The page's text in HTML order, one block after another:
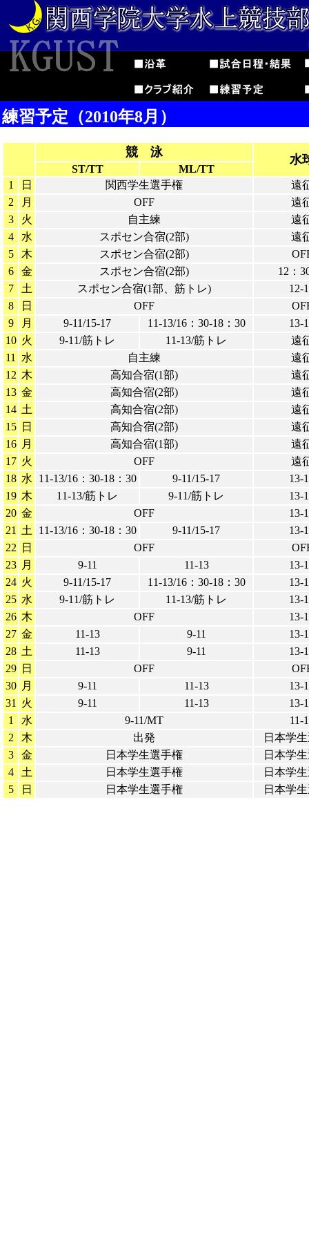
練習予定（2010年8月）
競 泳
水
ST/TT
ML/TT
1
日 関西学生選手権
遠
2
月 OFF
遠
3
火 自主練
遠
4
水 スポセン合宿(2部)
遠
5
木 スポセン合宿(2部)
6
金 スポセン合宿(2部)
12：
7
土 スポセン合宿(1部、筋トレ)
12-
8
日 OFF
9
月 9-11/15-17 11-13/16：30-18：30
13-
10 火 9-11/筋トレ 11-13/筋トレ
遠
11
水 自主練
遠
12 木 高知合宿(1部)
遠
13 金 高知合宿(2部)
遠
14 土 高知合宿(2部)
遠
15
日 高知合宿(2部)
遠
16
月 高知合宿(1部)
遠
17 火 OFF
遠
18 水 11-13/16：30-18：30 9-11/15-17
13-
19 木 11-13/筋トレ 9-11/筋トレ
13-
20 金 OFF
13-
21
土 11-13/16：30-18：30 9-11/15-17
13-
22
日 OFF
23
月 9-11 11-13
13-
24 火 9-11/15-17 11-13/16：30-18：30
13-
25 水 9-11/筋トレ 11-13/筋トレ
13-
26 木 OFF
13-
27 金 11-13 9-11
13-
28 土 11-13 9-11
13-
29
日 OFF
30
月 9-11 11-13
13-
31
火 9-11 11-13
13-
1
水 9-11/MT
11-
2
木 出発
日本学
3
金 日本学生選手権
日本学
4
土 日本学生選手権
日本学
5
日 日本学生選手権 日本学